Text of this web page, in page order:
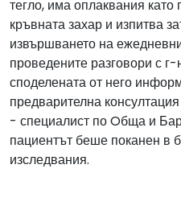
тегло, има оплаквания
кръвната захар и изпитва
извършването на
проведените разговори с
споделената от него
предварителна
- специалист по Oбща и
пациентът беше поканен в
изследвания.